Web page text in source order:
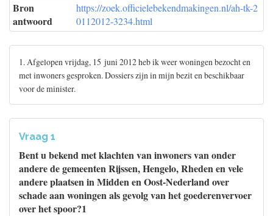
Bron
antwoord
https://zoek.officielebekendmakingen.nl/ah-tk-2
0112012-3234.html
1. Afgelopen vrijdag, 15 juni 2012 heb ik weer woningen bezocht en
met inwoners gesproken. Dossiers zijn in mijn bezit en beschikbaar
voor de minister.
Vraag 1
Bent u bekend met klachten van inwoners van onder
andere de gemeenten Rijssen, Hengelo, Rheden en vele
andere plaatsen in Midden en Oost-Nederland over
schade aan woningen als gevolg van het goederenvervoer
over het spoor?1